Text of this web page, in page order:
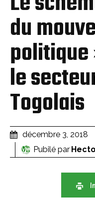
du
politique
le
Togolais
décembre 3, 2018
Pubilé par